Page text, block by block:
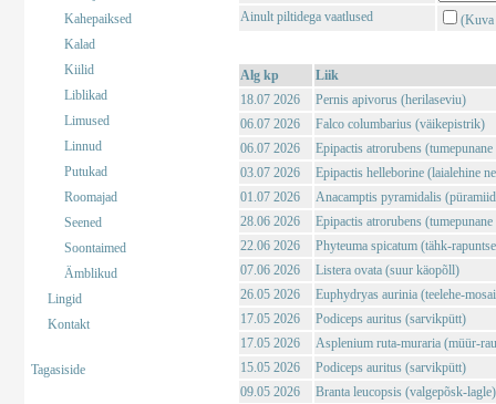
Kahepaiksed
Kalad
Kiilid
Liblikad
Limused
Linnud
Putukad
Roomajad
Seened
Soontaimed
Ämblikud
Lingid
Kontakt
Tagasiside
Ainult piltidega vaatlused
(Kuva
Alg kp
Liik
18.07 2026
Pernis apivorus (herilaseviu)
06.07 2026
Falco columbarius (väikepistrik)
06.07 2026
Epipactis atrorubens
03.07 2026
Epipactis helleborine (laialehine
01.07 2026
Anacamptis pyramidalis
28.06 2026
Epipactis atrorubens
22.06 2026
Phyteuma spicatum (tähk-
07.06 2026
Listera ovata (suur käopõll)
26.05 2026
Euphydryas aurinia (teelehe-
17.05 2026
Podiceps auritus (sarvikpütt)
17.05 2026
Asplenium ruta-muraria (müür-
15.05 2026
Podiceps auritus (sarvikpütt)
09.05 2026
Branta leucopsis (valgepõsk-lagle)